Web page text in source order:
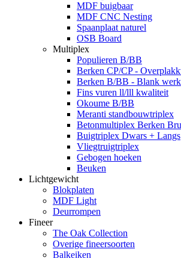
MDF buigbaar
MDF CNC Nesting
Spaanplaat naturel
OSB Board
Multiplex
Populieren B/BB
Berken CP/CP -
Berken B/BB - Blank werk
Fins vuren ll/lll kwaliteit
Okoume B/BB
Meranti standbouwtriplex
Betonmultiplex Berken
Buigtriplex Dwars + Langs
Vliegtruigtriplex
Gebogen hoeken
Beuken
Lichtgewicht
Blokplaten
MDF Light
Deurrompen
Fineer
The Oak Collection
Overige fineersoorten
Balkeiken